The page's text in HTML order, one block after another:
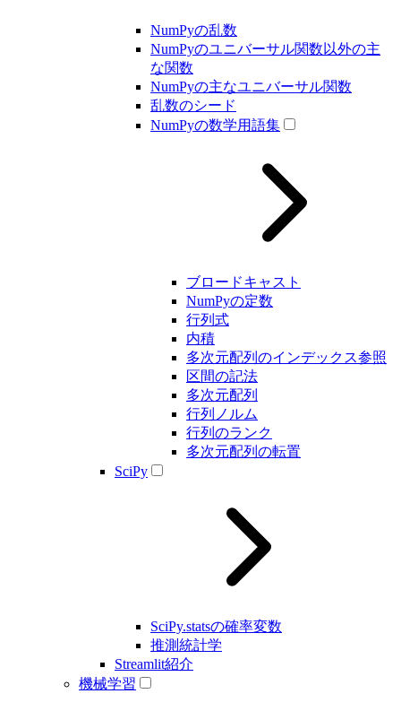
NumPyの乱数
NumPyのユニバーサル関数以外の主
な関数
NumPyの主なユニバーサル関数
乱数のシード
NumPyの数学用語集
ブロードキャスト
NumPyの定数
行列式
内積
多次元配列のインデックス参照
区間の記法
多次元配列
行列ノルム
行列のランク
多次元配列の転置
SciPy
SciPy.statsの確率変数
推測統計学
Streamlit紹介
機械学習